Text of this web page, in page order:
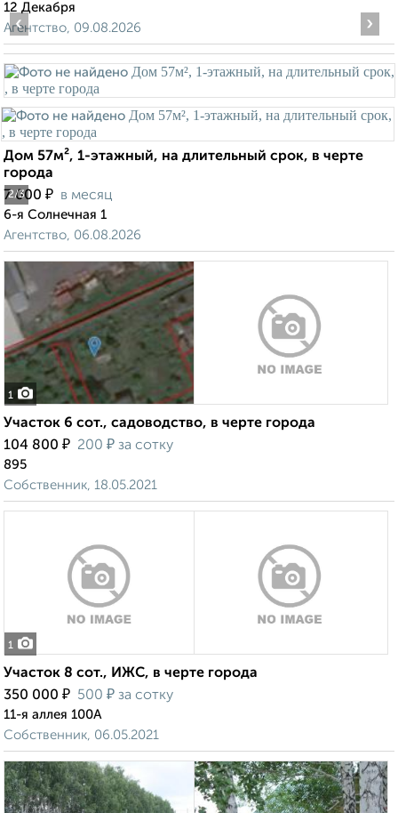
12 Декабря
Агентство, 09.08.2026
2/3
‹ ›
Дом 57м², 1-этажный, на длительный срок, в черте
города
7 000 ₽ в месяц
6-я Солнечная 1
Агентство, 06.08.2026
1
Участок 6 сот., садоводство, в черте города
104 800 ₽ 200 ₽ за сотку
895
Собственник, 18.05.2021
1
Участок 8 сот., ИЖС, в черте города
350 000 ₽ 500 ₽ за сотку
11-я аллея 100А
Собственник, 06.05.2021